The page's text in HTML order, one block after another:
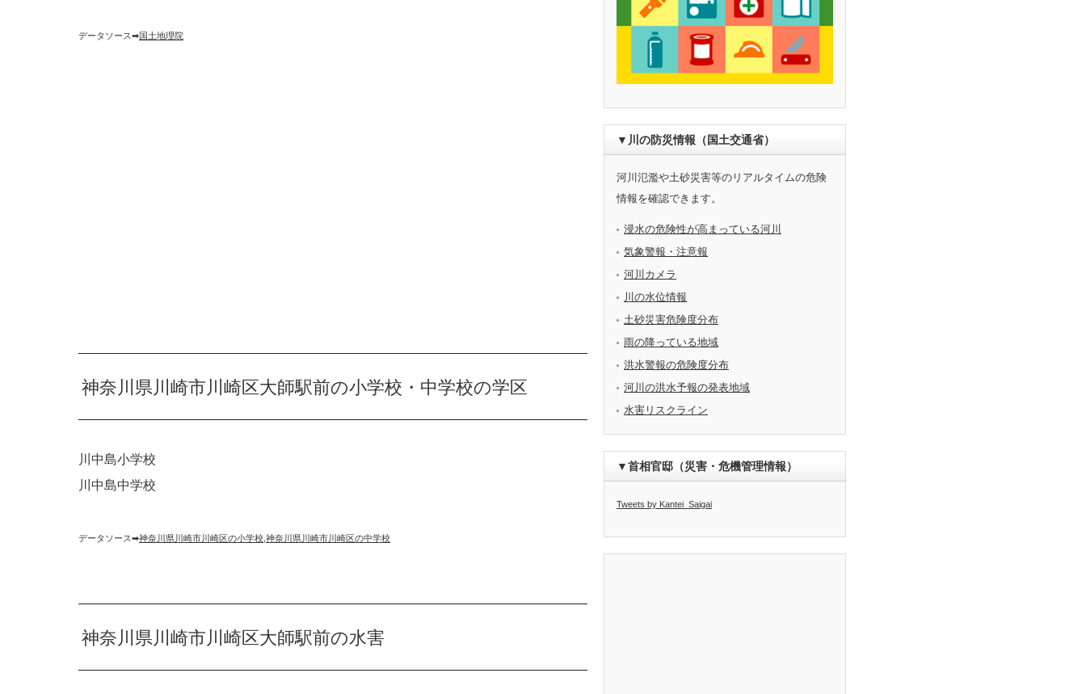
データソース➡︎国土地理院
神奈川県川崎市川崎区大師駅前の小学校・中学校の学区
川中島小学校
川中島中学校
データソース➡︎神奈川県川崎市川崎区の小学校 神奈川県川崎市川崎区の中学校
神奈川県川崎市川崎区大師駅前の水害
▼川の防災情報（国土交通省）
河川氾濫や土砂災害等のリアルタイムの危険
情報を確認できます。
浸水の危険性が高まっている河川
気象警報・注意報
河川カメラ
川の水位情報
土砂災害危険度分布
雨の降っている地域
洪水警報の危険度分布
河川の洪水予報の発表地域
水害リスクライン
▼首相官邸（災害・危機管理情報）
Tweets by Kantei_Saigai